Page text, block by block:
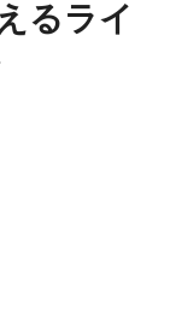
るライ